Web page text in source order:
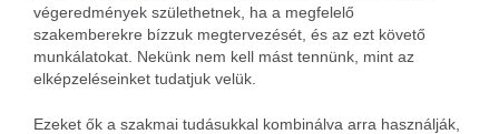
végeredmények születhetnek, ha a megfelelő
szakemberekre bízzuk megtervezését, és az ezt követő
munkálatokat. Nekünk nem kell mást tennünk, mint az
elképzeléseinket tudatjuk velük.
Ezeket ők a szakmai tudásukkal kombinálva arra használják,